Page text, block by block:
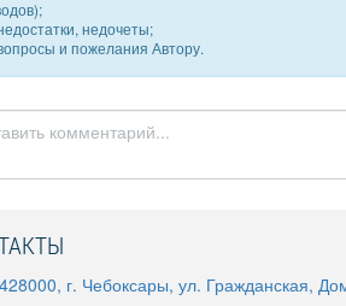
недочеты;
и пожелания Автору.
428000, г. Чебоксары, ул. Гражданская,